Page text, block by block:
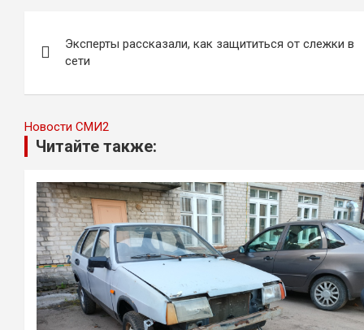
по
записям
Эксперты рассказали, как защититься от слежки в
сети
Новости СМИ2
Читайте также: